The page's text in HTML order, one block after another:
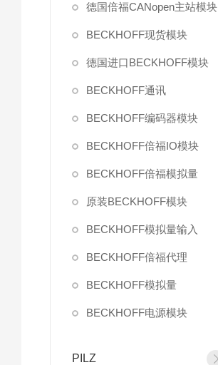
德国倍福CANopen主站模块
BECKHOFF现货模块
德国进口BECKHOFF模块
BECKHOFF通讯
BECKHOFF编码器模块
BECKHOFF倍福IO模块
BECKHOFF倍福模拟量
原装BECKHOFF模块
BECKHOFF模拟量输入
BECKHOFF倍福代理
BECKHOFF模拟量
BECKHOFF电源模块
PILZ